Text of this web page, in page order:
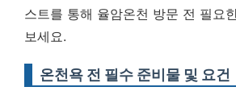
스트를 통해 율암온천 방문 전 필요
보세요.
온천욕 전 필수 준비물 및 요건